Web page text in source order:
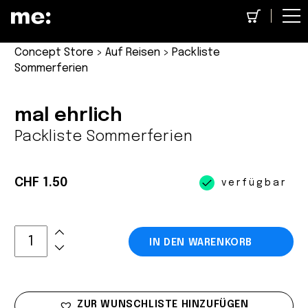
Concept Store > Auf Reisen > Packliste
Sommerferien
mal ehrlich
Packliste Sommerferien
CHF 1.50 verfügbar
IN DEN WARENKORB
ZUR WUNSCHLISTE HINZUFÜGEN